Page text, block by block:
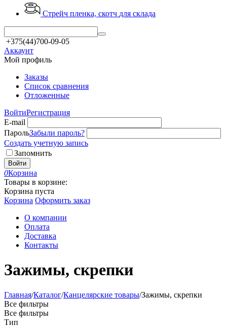
Стрейч пленка, скотч для склада
+375(44)700-09-05
Аккаунт
Мой профиль
Заказы
Список сравнения
Отложенные
ВойтиРегистрация
E-mail
ПарольЗабыли пароль?
Создать учетную запись
Запомнить
Войти
0Корзина
Товары в корзине:
Корзина пуста
Корзина Оформить заказ
О компании
Оплата
Доставка
Контакты
Зажимы, скрепки
Главная/Каталог/Канцелярские товары/Зажимы, скрепки
Все фильтры
Все фильтры
Тип